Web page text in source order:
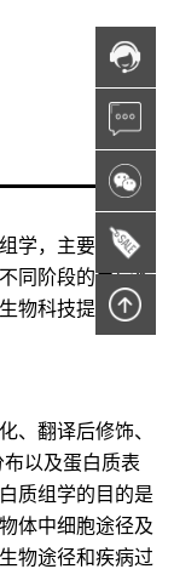
学，主要是研究
同阶段的差异蛋
物科技提供基于
、翻译后修饰、
以及蛋白质表
质组学的目的是
体中细胞途径及
物途径和疾病过